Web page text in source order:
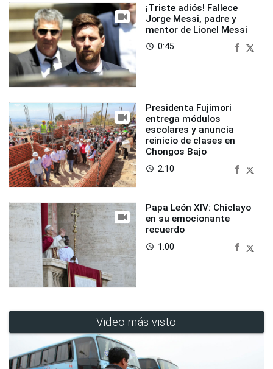
¡Triste adiós! Fallece
Jorge Messi, padre y
mentor de Lionel Messi
access_time 0:45
Presidenta Fujimori
entrega módulos
escolares y anuncia
reinicio de clases en
Chongos Bajo
access_time 2:10
Papa León XIV: Chiclayo
en su emocionante
recuerdo
access_time 1:00
Video más visto